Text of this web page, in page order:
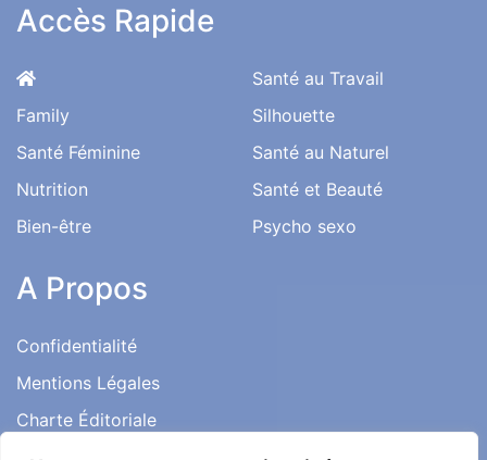
Accès Rapide
Family
Santé Féminine
Nutrition
Bien-être
Santé au Travail
Silhouette
Santé au Naturel
Santé et Beauté
Psycho sexo
A Propos
Confidentialité
Mentions Légales
Charte Éditoriale